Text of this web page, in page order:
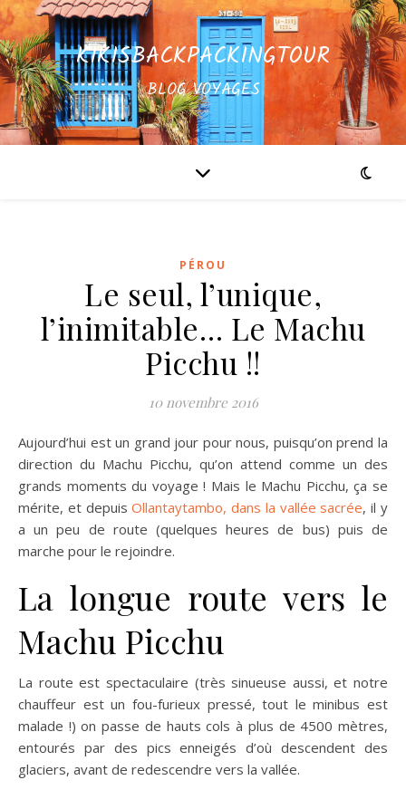
KIKISBACKPACKINGTOUR
BLOG VOYAGES
PÉROU
Le seul, l’unique,
l’inimitable… Le Machu
Picchu !!
10 novembre 2016
Aujourd’hui est un grand jour pour nous, puisqu’on prend la
direction du Machu Picchu, qu’on attend comme un des
grands moments du voyage ! Mais le Machu Picchu, ça se
mérite, et depuisOllantaytambo, dans la vallée sacrée, il y
a un peu de route (quelques heures de bus) puis de
marche pour le rejoindre.
La longue route vers le
Machu Picchu
La route est spectaculaire (très sinueuse aussi, et notre
chauffeur est un fou-furieux pressé, tout le minibus est
malade !) on passe de hauts cols à plus de 4500 mètres,
entourés par des pics enneigés d’où descendent des
glaciers, avant de redescendre vers la vallée.